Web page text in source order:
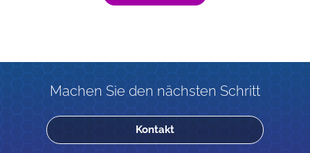
Machen Sie den nächsten Schritt
Kontakt